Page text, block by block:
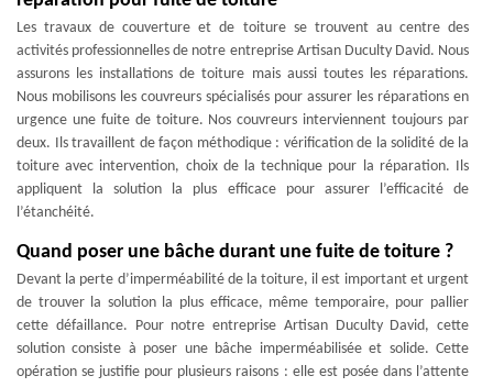
Les travaux de couverture et de toiture se trouvent au centre des
activités professionnelles de notre entreprise Artisan Duculty David. Nous
assurons les installations de toiture mais aussi toutes les réparations.
Nous mobilisons les couvreurs spécialisés pour assurer les réparations en
urgence une fuite de toiture. Nos couvreurs interviennent toujours par
deux. Ils travaillent de façon méthodique : vérification de la solidité de la
toiture avec intervention, choix de la technique pour la réparation. Ils
appliquent la solution la plus efficace pour assurer l’efficacité de
l’étanchéité.
Quand poser une bâche durant une fuite de toiture ?
Devant la perte d’imperméabilité de la toiture, il est important et urgent
de trouver la solution la plus efficace, même temporaire, pour pallier
cette défaillance. Pour notre entreprise Artisan Duculty David, cette
solution consiste à poser une bâche imperméabilisée et solide. Cette
opération se justifie pour plusieurs raisons : elle est posée dans l’attente